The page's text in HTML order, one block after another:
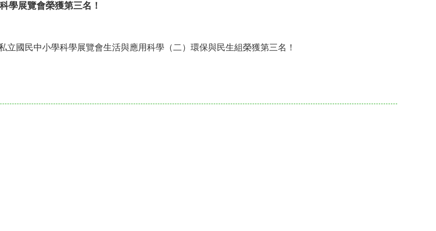
學展覽會榮獲第三名！
立國民中小學科學展覽會生活與應用科學（二）環保與民生組榮獲第三名！